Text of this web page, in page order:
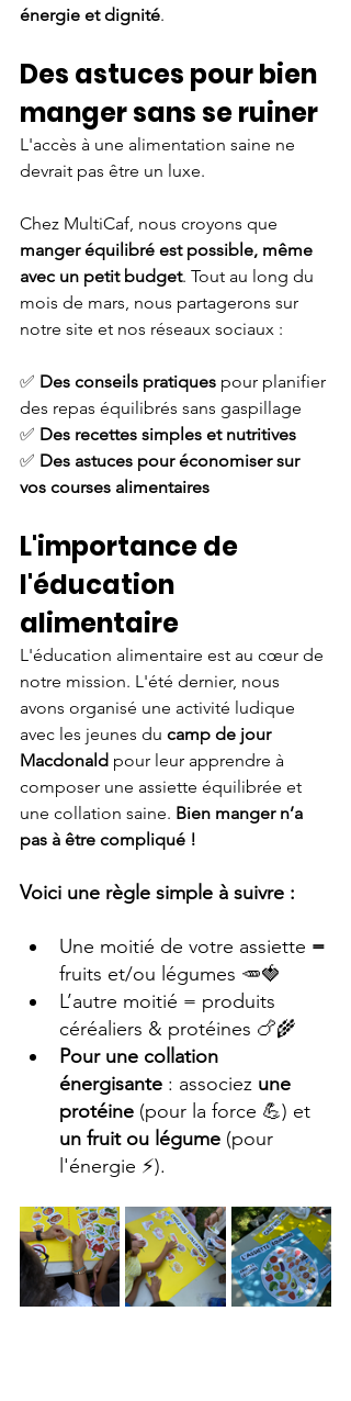
énergie et dignité.
Des astuces pour bien
manger sans se ruiner
L'accès à une alimentation saine ne
devrait pas être un luxe.
Chez MultiCaf, nous croyons que
manger équilibré est possible, même
avec un petit budget. Tout au long du
mois de mars, nous partagerons sur
notre site et nos réseaux sociaux :
✅ Des conseils pratiques pour planifier
des repas équilibrés sans gaspillage
✅ Des recettes simples et nutritives
✅ Des astuces pour économiser sur
vos courses alimentaires
L'importance de
l'éducation
alimentaire
L'éducation alimentaire est au cœur de
notre mission. L'été dernier, nous
avons organisé une activité ludique
avec les jeunes du camp de jour
Macdonald pour leur apprendre à
composer une assiette équilibrée et
une collation saine. Bien manger n’a
pas à être compliqué !
Voici une règle simple à suivre :
Une moitié de votre assiette =
fruits et/ou légumes 🥕🍓
L’autre moitié = produits
céréaliers & protéines 🍗🌾
Pour une collation
énergisante : associez une
protéine (pour la force 💪) et
un fruit ou légume (pour
l'énergie ⚡).